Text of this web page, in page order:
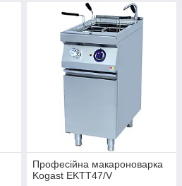
Професійна макароноварка
Kogast EKTT47/V